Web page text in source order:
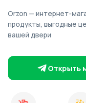
Orzon — интернет-
продукты, выгодные
вашей двери
Открыть